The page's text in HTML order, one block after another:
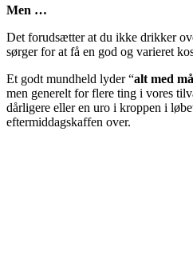
Men …
Det forudsætter at du ikke drikker
sørger for at få en god og varieret
Et godt mundheld lyder “alt med
men generelt for flere ting i vores
dårligere eller en uro i kroppen i
eftermiddagskaffen over.